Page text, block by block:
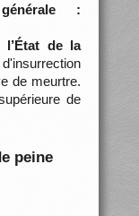
:
l’État de la
de meurtre.
de
peine